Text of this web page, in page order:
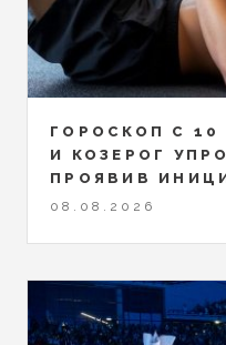
ГОРОСКОП С 10
И КОЗЕРОГ
ПРОЯВИВ
08.08.2026